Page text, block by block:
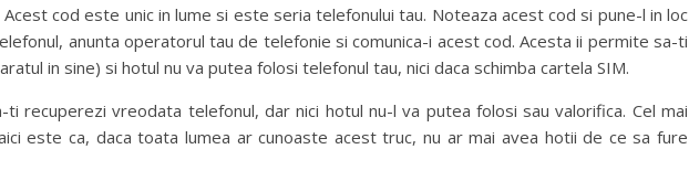
cod este unic in lume si este seria telefonului tau. Noteaza acest cod si pune-l in loc
anunta operatorul tau de telefonie si comunica-i acest cod. Acesta ii permite sa-ti
in sine) si hotul nu va putea folosi telefonul tau, nici daca schimba cartela SIM.
recuperezi vreodata telefonul, dar nici hotul nu-l va putea folosi sau valorifica. Cel mai
este ca, daca toata lumea ar cunoaste acest truc, nu ar mai avea hotii de ce sa fure